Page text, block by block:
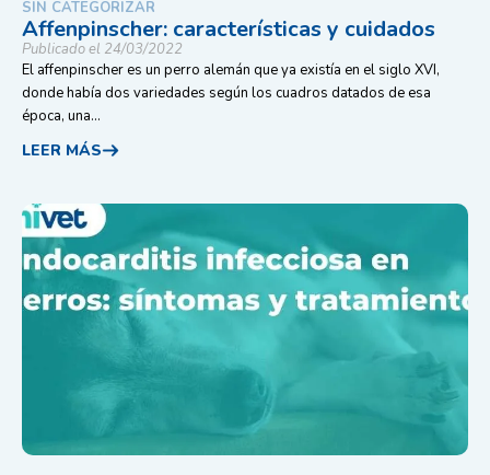
SIN CATEGORIZAR
Affenpinscher: características y cuidados
Publicado el 24/03/2022
El affenpinscher es un perro alemán que ya existía en el siglo XVI,
donde había dos variedades según los cuadros datados de esa
época, una...
LEER MÁS